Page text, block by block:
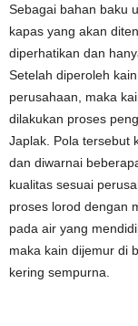
Sebagai bahan baku
kapas yang akan
diperhatikan dan
Setelah diperoleh
perusahaan, maka
dilakukan proses
Japlak. Pola tersebut
dan diwarnai
kualitas sesuai
proses lorod dengan
pada air yang
maka kain dijemur di
kering sempurna.